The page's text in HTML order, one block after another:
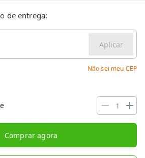
de entrega:
Aplicar
Não sei meu CEP
Comprar agora